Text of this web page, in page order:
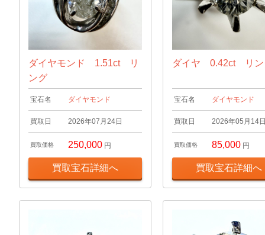
ダイヤモンド 1.51ct リ
ング
宝石名 ダイヤモンド
買取日 2026年07月24日
買取価格 250,000 円
買取宝石詳細へ
ダイヤ 0.42ct リン
宝石名 ダイヤモンド
買取日 2026年05月14
買取価格 85,000 円
買取宝石詳細へ